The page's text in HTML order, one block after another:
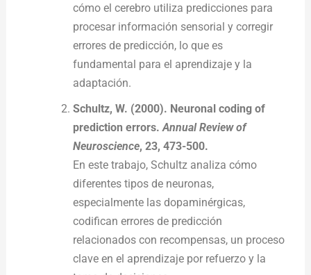
cómo el cerebro utiliza predicciones para
procesar información sensorial y corregir
errores de predicción, lo que es
fundamental para el aprendizaje y la
adaptación.
Schultz, W. (2000). Neuronal coding of
prediction errors. Annual Review of
Neuroscience, 23, 473-500.
En este trabajo, Schultz analiza cómo
diferentes tipos de neuronas,
especialmente las dopaminérgicas,
codifican errores de predicción
relacionados con recompensas, un proceso
clave en el aprendizaje por refuerzo y la